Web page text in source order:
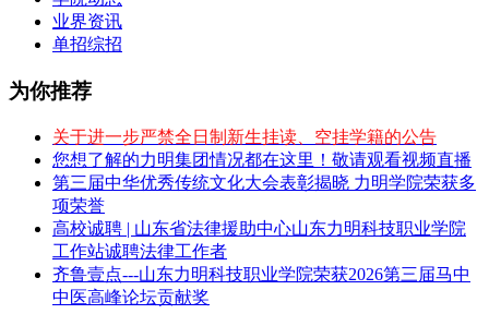
业界资讯
单招综招
为你推荐
关于进一步严禁全日制新生挂读、空挂学籍的公告
您想了解的力明集团情况都在这里！敬请观看视频直播
第三届中华优秀传统文化大会表彰揭晓 力明学院荣获多
项荣誉
高校诚聘 | 山东省法律援助中心山东力明科技职业学院
工作站诚聘法律工作者
齐鲁壹点---山东力明科技职业学院荣获2026第三届马中
中医高峰论坛贡献奖